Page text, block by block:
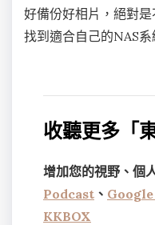
好備份好相片，絕對
找到適合自己的NAS系
收聽更多「
增加您的視野、個
Podcast 、
KKBOX